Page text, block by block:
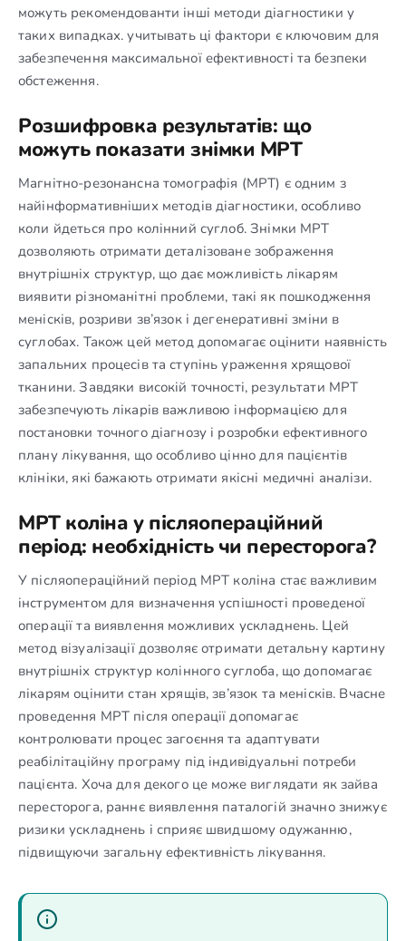
можуть рекомендованти інші методи діагностики у
таких випадках. учитывать ці фактори є ключовим для
забезпечення максимальної ефективності та безпеки
обстеження.
Розшифровка результатів: що
можуть показати знімки МРТ
Магнітно-резонансна томографія (МРТ) є одним з
найінформативніших методів діагностики, особливо
коли йдеться про колінний суглоб. Знімки МРТ
дозволяють отримати деталізоване зображення
внутрішніх структур, що дає можливість лікарям
виявити різноманітні проблеми, такі як пошкодження
менісків, розриви зв’язок і дегенеративні зміни в
суглобах. Також цей метод допомагає оцінити наявність
запальних процесів та ступінь ураження хрящової
тканини. Завдяки високій точності, результати МРТ
забезпечують лікарів важливою інформацією для
постановки точного діагнозу і розробки ефективного
плану лікування, що особливо цінно для пацієнтів
клініки, які бажають отримати якісні медичні аналізи.
МРТ коліна у післяопераційний
період: необхідність чи пересторога?
У післяопераційний період МРТ коліна стає важливим
інструментом для визначення успішності проведеної
операції та виявлення можливих ускладнень. Цей
метод візуалізації дозволяє отримати детальну картину
внутрішніх структур колінного суглоба, що допомагає
лікарям оцінити стан хрящів, зв’язок та менісків. Вчасне
проведення МРТ після операції допомагає
контролювати процес загоєння та адаптувати
реабілітаційну програму під індивідуальні потреби
пацієнта. Хоча для декого це може виглядати як зайва
пересторога, раннє виявлення паталогій значно знижує
ризики ускладнень і сприяє швидшому одужанню,
підвищуючи загальну ефективність лікування.